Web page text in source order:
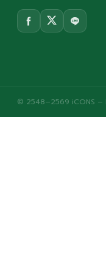
© 2548–2569 iCONS –